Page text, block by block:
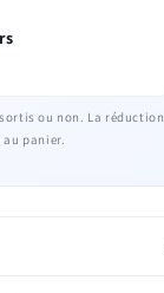
ou non. La réduction
panier.